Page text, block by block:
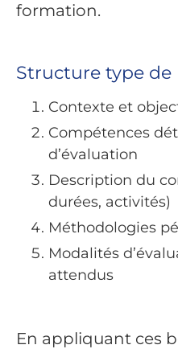
formation.
Structure type
Contexte et
Compétences
d’évaluation
Description du
durées, activités)
Méthodologies
Modalités
attendus
En appliquant ces